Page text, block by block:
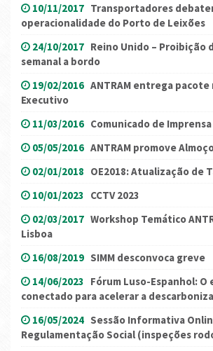
10/11/2017 Transportadores
operacionalidade do Porto de Leixões
24/10/2017 Reino Unido – Proibição
semanal a bordo
19/02/2016 ANTRAM entrega
Executivo
11/03/2016 Comunicado de
05/05/2016 ANTRAM promove
02/01/2018 OE2018: Atualização de
10/01/2023 CCTV 2023
02/03/2017 Workshop Temático
Lisboa
16/08/2019 SIMM desconvoca greve
14/06/2023 Fórum Luso-Espanhol: O
conectado para acelerar a
16/05/2024 Sessão Informativa
Regulamentação Social (inspeções